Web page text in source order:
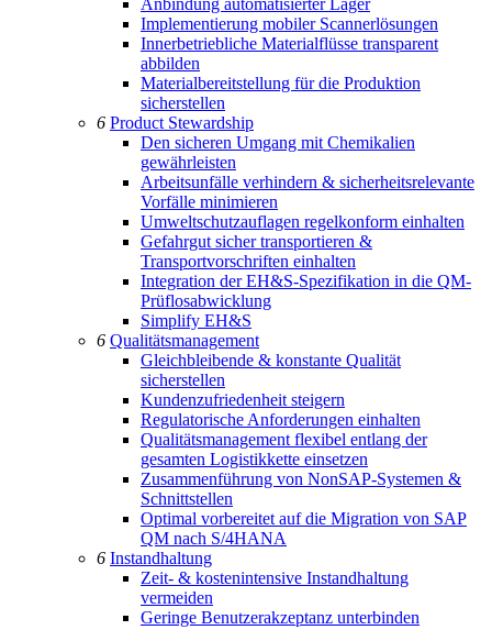
Anbindung automatisierter Läger
Implementierung mobiler Scannerlösungen
Innerbetriebliche Materialflüsse transparent
abbilden
Materialbereitstellung für die Produktion
sicherstellen
6 Product Stewardship
Den sicheren Umgang mit Chemikalien
gewährleisten
Arbeitsunfälle verhindern & sicherheitsrelevante
Vorfälle minimieren
Umweltschutzauflagen regelkonform einhalten
Gefahrgut sicher transportieren &
Transportvorschriften einhalten
Integration der EH&S-Spezifikation in die QM-
Prüflosabwicklung
Simplify EH&S
6 Qualitätsmanagement
Gleichbleibende & konstante Qualität
sicherstellen
Kundenzufriedenheit steigern
Regulatorische Anforderungen einhalten
Qualitätsmanagement flexibel entlang der
gesamten Logistikkette einsetzen
Zusammenführung von NonSAP-Systemen &
Schnittstellen
Optimal vorbereitet auf die Migration von SAP
QM nach S/4HANA
6 Instandhaltung
Zeit- & kostenintensive Instandhaltung
vermeiden
Geringe Benutzerakzeptanz unterbinden